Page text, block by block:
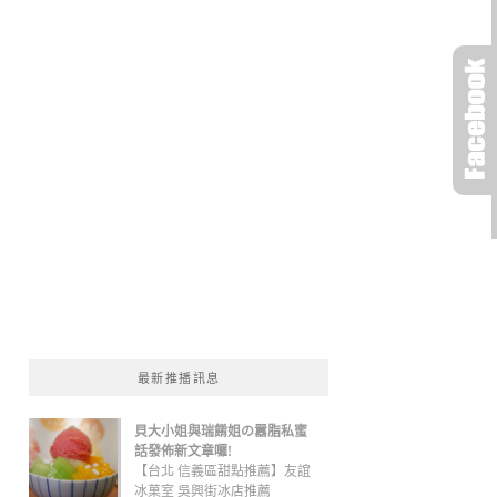
最新推播訊息
貝大小姐與瑞餚姐の囂脂私蜜
話發佈新文章囉!
【台北 信義區甜點推薦】友誼
冰菓室 吳興街冰店推薦